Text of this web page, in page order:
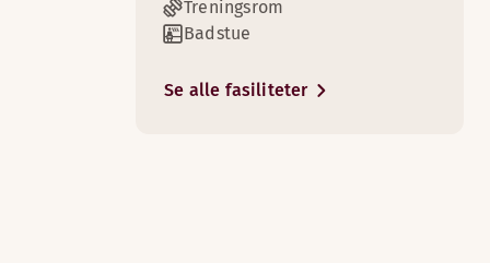
Treningsrom
Badstue
Se alle fasiliteter
har sittegrupper.